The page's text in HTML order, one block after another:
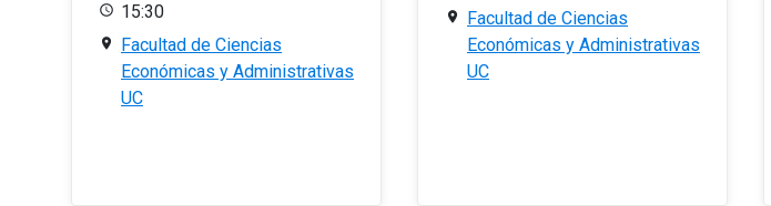
15:30
Facultad de Ciencias
Económicas y Administrativas
UC
Facultad de Ciencias
Económicas y Administrativas
UC